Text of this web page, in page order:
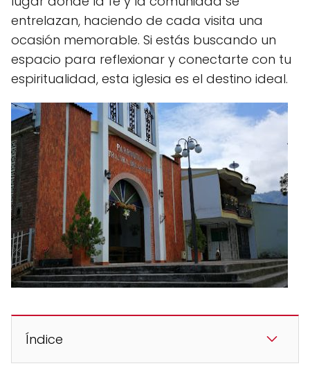
entrelazan, haciendo de cada visita una
ocasión memorable. Si estás buscando un
espacio para reflexionar y conectarte con tu
espiritualidad, esta iglesia es el destino ideal.
Índice